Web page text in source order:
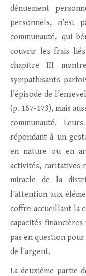
dénuement
personnels, n’est
communauté, qui
couvrir les frais
chapitre III
sympathisants
l’épisode de
(p. 167-173), mais
communauté.
répondant à un
en nature ou en
activités, caritatives
miracle de la
l’attention aux
coffre accueillant la
capacités
pas en question pour
de l’argent.
La deuxième partie